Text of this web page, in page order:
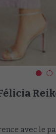
avec le